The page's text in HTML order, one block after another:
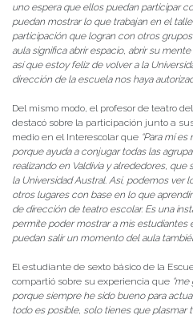
uno espera que ellos puedan participar
puedan mostrar lo que trabajan en el
participación que logran con otros
aula significa abrir espacio, abrir su
así que estoy feliz de volver a la
dirección de la escuela nos haya
Del mismo modo, el profesor de teatro
destacó sobre la participación junto a
medio en el Interescolar que “Para mí
porque ayuda a conjugar todas las
realizando en Valdivia y alrededores,
la Universidad Austral. Así, podemos ver
otros lugares con base en lo que
de dirección de teatro escolar. Es una
permite poder mostrar a mis
puedan salir un momento del aula
El estudiante de sexto básico de la
compartió sobre su experiencia que
porque siempre he sido bueno para
todo es posible, solo tienes que plasmar